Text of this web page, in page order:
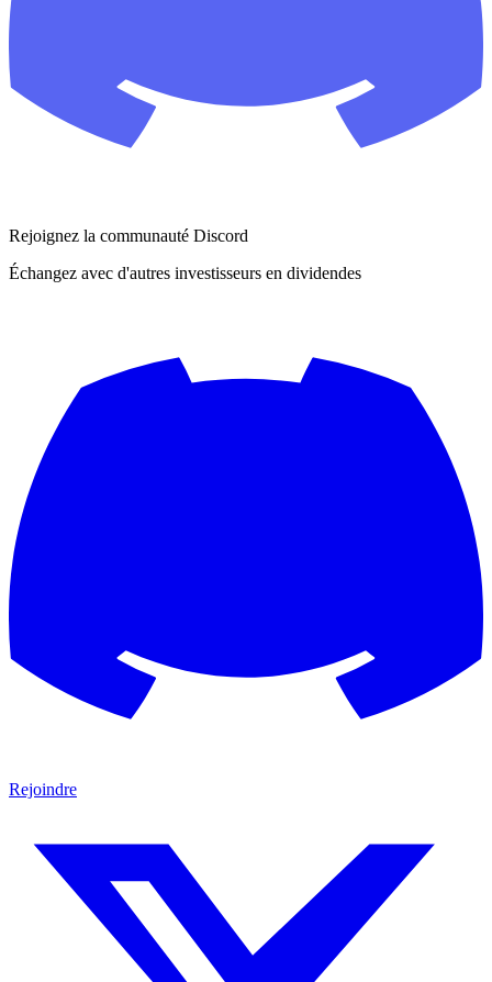
Rejoignez la communauté Discord
Échangez avec d'autres investisseurs en dividendes
Rejoindre